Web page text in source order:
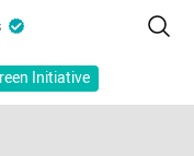
Initiative